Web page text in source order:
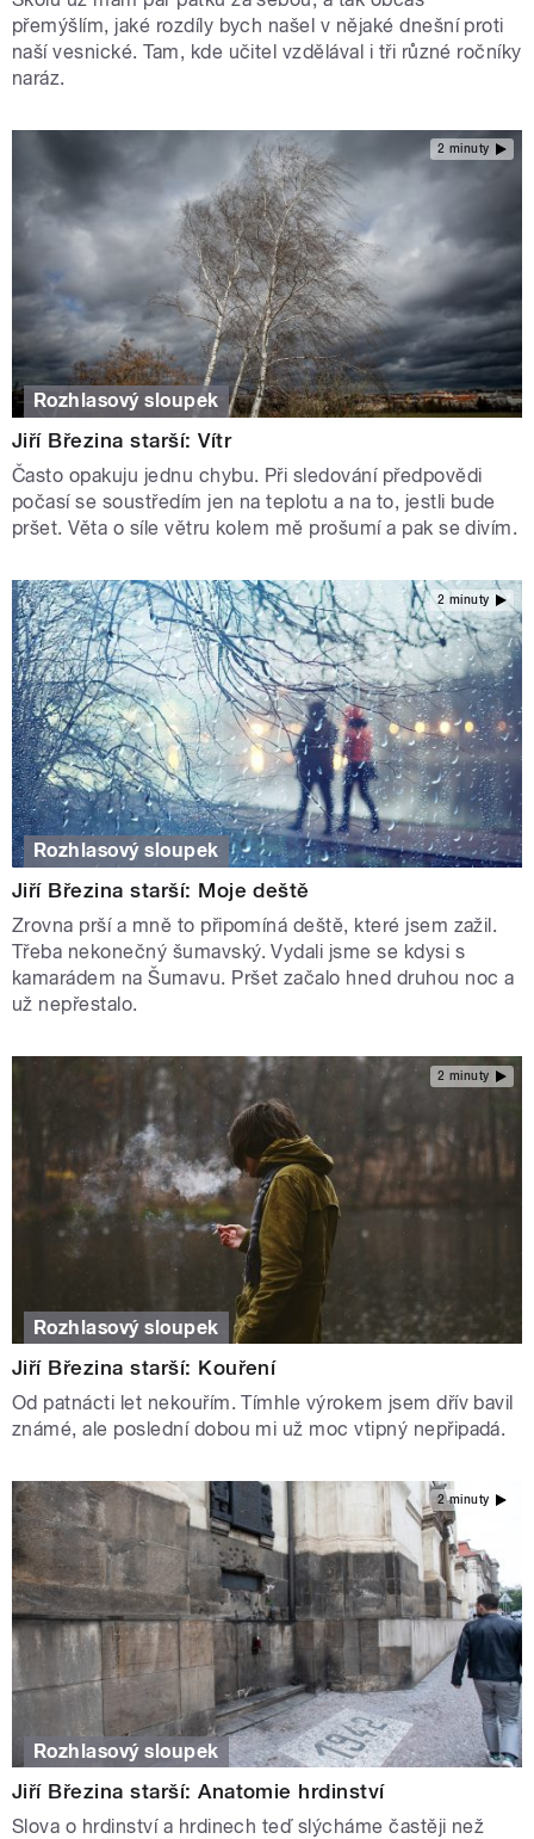
přemýšlím, jaké rozdíly bych našel v nějaké dnešní proti
naší vesnické. Tam, kde učitel vzdělával i tři různé ročníky
naráz.
2 minuty
Rozhlasový sloupek
Jiří Březina starší: Vítr
Často opakuju jednu chybu. Při sledování předpovědi
počasí se soustředím jen na teplotu a na to, jestli bude
pršet. Věta o síle větru kolem mě prošumí a pak se divím.
2 minuty
Rozhlasový sloupek
Jiří Březina starší: Moje deště
Zrovna prší a mně to připomíná deště, které jsem zažil.
Třeba nekonečný šumavský. Vydali jsme se kdysi s
kamarádem na Šumavu. Pršet začalo hned druhou noc a
už nepřestalo.
2 minuty
Rozhlasový sloupek
Jiří Březina starší: Kouření
Od patnácti let nekouřím. Tímhle výrokem jsem dřív bavil
známé, ale poslední dobou mi už moc vtipný nepřipadá.
2 minuty
Rozhlasový sloupek
Jiří Březina starší: Anatomie hrdinství
Slova o hrdinství a hrdinech teď slýcháme častěji než